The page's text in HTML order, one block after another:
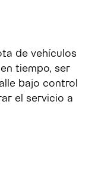
de vehículos
tiempo, ser
bajo control
el servicio a